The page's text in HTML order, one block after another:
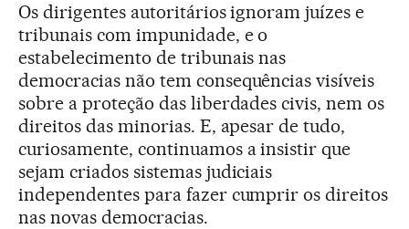
Os dirigentes autoritários ignoram juízes e
tribunais com impunidade, e o
estabelecimento de tribunais nas
democracias não tem consequências visíveis
sobre a proteção das liberdades civis, nem os
direitos das minorias. E, apesar de tudo,
curiosamente, continuamos a insistir que
sejam criados sistemas judiciais
independentes para fazer cumprir os direitos
nas novas democracias.